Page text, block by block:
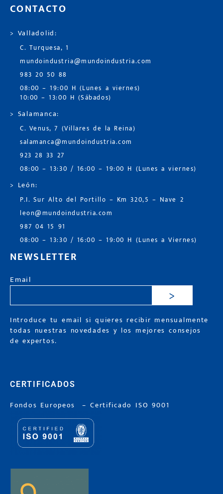
CONTACTO
> Valladolid:
C. Turquesa, 1
mundoindustria@mundoindustria.com
983 20 50 88
08:00 – 19:00 H (Lunes a viernes)
10:00 – 13:00 H (Sábados)
> Salamanca:
C. Venus, 7 (Villares de la Reina)
salamanca@mundoindustria.com
923 28 33 27
08:00 – 13:30 / 16:00 – 19:00 H (Lunes a viernes)
> León:
P.I. Sur Alto del Portillo – Km 320,5 – Nave 2
leon@mundoindustria.com
987 04 15 91
08:00 – 13:30 / 16:00 – 19:00 H (Lunes a Viernes)
NEWSLETTER
Email
>
Introduce tu email si quieres recibir mensualmente
todas nuestras novedades y los mejores consejos
de expertos.
CERTIFICADOS
Fondos Europeos –Certificado ISO 9001